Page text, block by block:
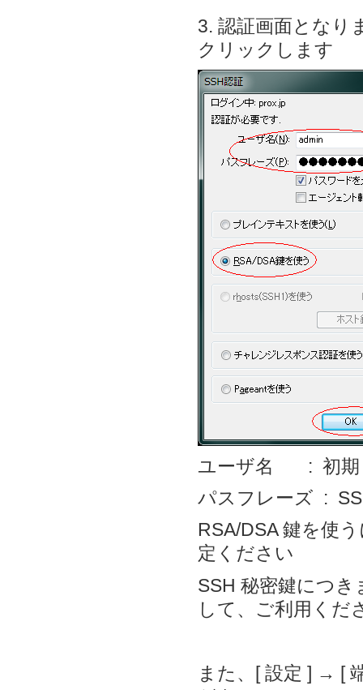
3. 認証画面となり
クリックします
ユーザ名 : 初期
パスフレーズ :
RSA/DSA 鍵を使
定ください
SSH 秘密鍵につき
して、ご利用くだ
また、[ 設定 ] → [